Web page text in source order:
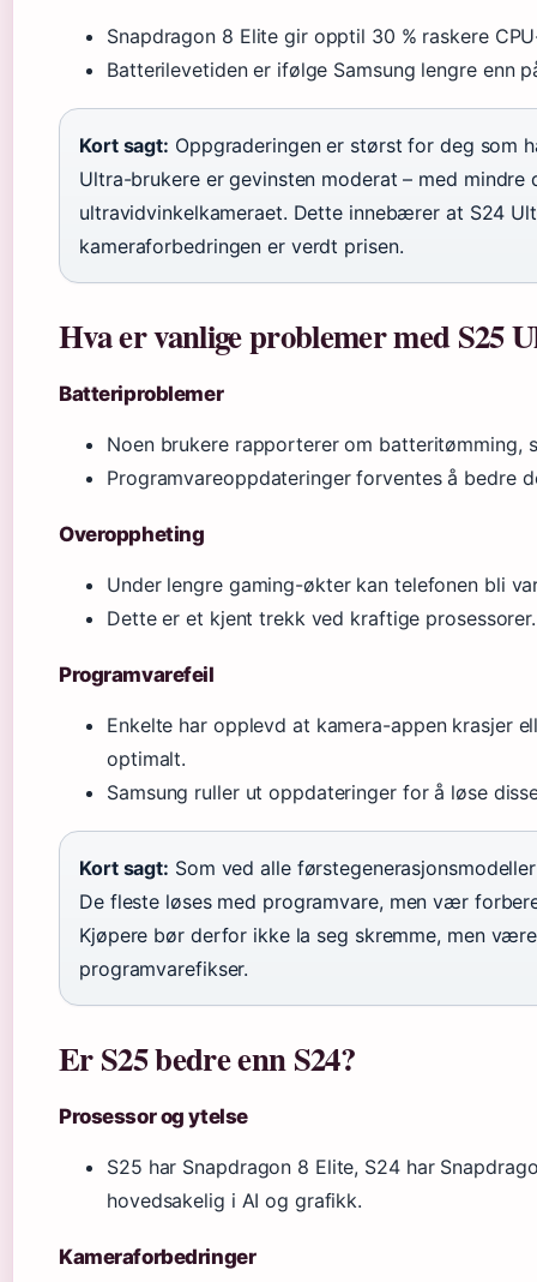
Snapdragon 8 Elite gir opptil 30 % raskere
Batterilevetiden er ifølge Samsung lengre enn
Kort sagt: Oppgraderingen er størst for deg som
Ultra-brukere er gevinsten moderat – med mindre
ultravidvinkelkameraet. Dette innebærer at S24
kameraforbedringen er verdt prisen.
Hva er vanlige problemer med S25
Batteriproblemer
Noen brukere rapporterer om batteritømming,
Programvareoppdateringer forventes å bedre
Overoppheting
Under lengre gaming-økter kan telefonen bli
Dette er et kjent trekk ved kraftige prosessorer.
Programvarefeil
Enkelte har opplevd at kamera-appen krasjer
optimalt.
Samsung ruller ut oppdateringer for å løse
Kort sagt: Som ved alle
De fleste løses med programvare, men vær
Kjøpere bør derfor ikke la seg skremme, men
programvarefikser.
Er S25 bedre enn S24?
Prosessor og ytelse
S25 har Snapdragon 8 Elite, S24 har
hovedsakelig i AI og grafikk.
Kameraforbedringer